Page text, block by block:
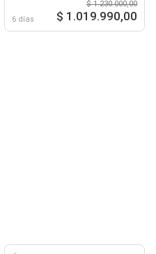
6 días
$ 1.230.000,00
$ 1.019.990,00